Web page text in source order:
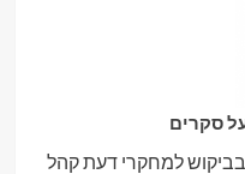
בביקוש למחקרי דעת קהל